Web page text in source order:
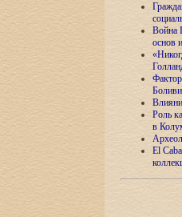
Война
основ
Роль
в
El